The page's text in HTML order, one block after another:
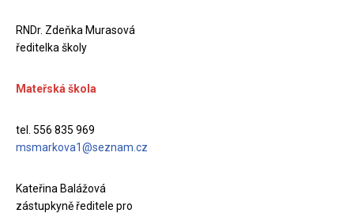
RNDr. Zdeňka Murasová
ředitelka školy
Mateřská škola
tel. 556 835 969
msmarkova1@seznam.cz
Kateřina Balážová
zástupkyně ředitele pro